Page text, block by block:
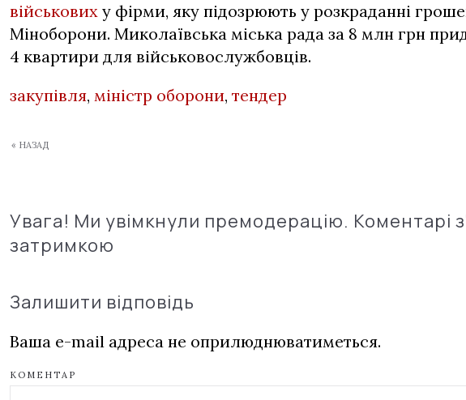
військових у фірми, яку підозрюють у розкраданні
Міноборони. Миколаївська міська рада за 8 млн грн
4 квартири для військовослужбовців.
закупівля, міністр оборони, тендер
« НАЗАД
Увага! Ми увімкнули премодерацію. Коментарі
затримкою
Залишити відповідь
Ваша e-mail адреса не оприлюднюватиметься.
КОМЕНТАР